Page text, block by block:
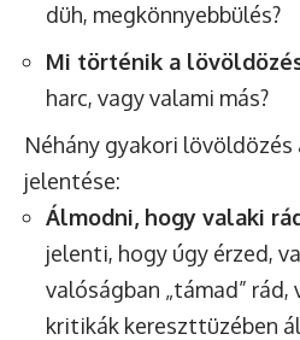
düh, megkönnyebbülés?
Mi történik a
harc, vagy valami más?
Néhány gyakori
jelentése:
Álmodni, hogy valaki
jelenti, hogy úgy érzed,
valóságban „támad” rád,
kritikák kereszttüzében